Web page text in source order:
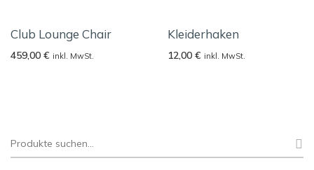
Club Lounge Chair
459,00 € inkl. MwSt.
Kleiderhaken
12,00 € inkl. MwSt.
Suche